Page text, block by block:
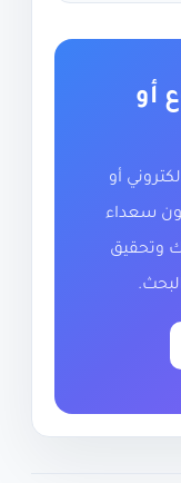
أو
أو
سعداء
وتحقيق